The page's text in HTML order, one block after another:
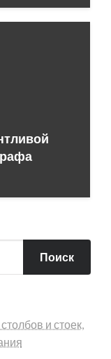
Поиск
и стоек,